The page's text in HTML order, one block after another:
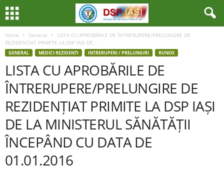
Home General
LISTA CU APROBĂRILE DE ÎNTRERUPERE/PRELUNGIRE DE
REZIDENȚIAT PRIMITE LA DSP IAȘI DE...
GENERAL MEDICI REZIDENTI INTRERUPERI / PRELUNGIRI RUNOS
LISTA CU APROBĂRILE DE
ÎNTRERUPERE/PRELUNGIRE DE
REZIDENȚIAT PRIMITE LA DSP IAȘI
DE LA MINISTERUL SĂNĂTĂȚII
ÎNCEPÂND CU DATA DE
01.01.2016